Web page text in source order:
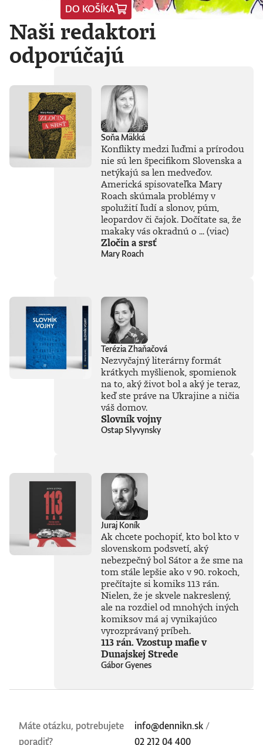
DO KOŠÍKA
Naši redaktori
odporúčajú
Soňa Mäkká
Konflikty medzi ľuďmi a prírodou
nie sú len špecifikom Slovenska a
netýkajú sa len medveďov.
Americká spisovateľka Mary
Roach skúmala problémy v
spolužití ľudí a slonov, púm,
leopardov či čajok. Dočítate sa, že
makaky vás okradnú o ...(viac)
Zločin a srsť
Mary Roach
Terézia Zhaňačová
Nezvyčajný literárny formát
krátkych myšlienok, spomienok
na to, aký život bol a aký je teraz,
keď ste práve na Ukrajine a ničia
váš domov.
Slovník vojny
Ostap Slyvynsky
Juraj Koník
Ak chcete pochopiť, kto bol kto v
slovenskom podsvetí, aký
nebezpečný bol Sátor a že sme na
tom stále lepšie ako v 90. rokoch,
prečítajte si komiks 113 rán.
Nielen, že je skvele nakreslený,
ale na rozdiel od mnohých iných
komiksov má aj vynikajúco
vyrozprávaný príbeh.
113 rán. Vzostup mafie v
Dunajskej Strede
Gábor Gyenes
Máte otázku, potrebujete
poradiť?
info@dennikn.sk /
02 212 04 400